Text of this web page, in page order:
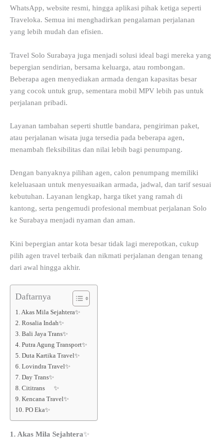
WhatsApp, website resmi, hingga aplikasi pihak ketiga seperti
Traveloka. Semua ini menghadirkan pengalaman perjalanan
yang lebih mudah dan efisien.
Travel Solo Surabaya juga menjadi solusi ideal bagi mereka yang
bepergian sendirian, bersama keluarga, atau rombongan.
Beberapa agen menyediakan armada dengan kapasitas besar
yang cocok untuk grup, sementara mobil MPV lebih pas untuk
perjalanan pribadi.
Layanan tambahan seperti shuttle bandara, pengiriman paket,
atau perjalanan wisata juga tersedia pada beberapa agen,
menambah fleksibilitas dan nilai lebih bagi penumpang.
Dengan banyaknya pilihan agen, calon penumpang memiliki
keleluasaan untuk menyesuaikan armada, jadwal, dan tarif sesuai
kebutuhan. Layanan lengkap, harga tiket yang ramah di
kantong, serta pengemudi profesional membuat perjalanan Solo
ke Surabaya menjadi nyaman dan aman.
Kini bepergian antar kota besar tidak lagi merepotkan, cukup
pilih agen travel terbaik dan nikmati perjalanan dengan tenang
dari awal hingga akhir.
Daftarnya
1. Akas Mila Sejahtera✨
2. Rosalia Indah✨
3. Bali Jaya Trans✨
4. Putra Agung Transport✨
5. Duta Kartika Travel✨
6. Lovindra Travel✨
7. Day Trans✨
8. Cititrans ✨
9. Kencana Travel✨
10. PO Eka✨
1. Akas Mila Sejahtera✨